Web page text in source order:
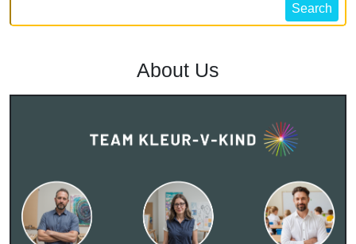
Search
About Us